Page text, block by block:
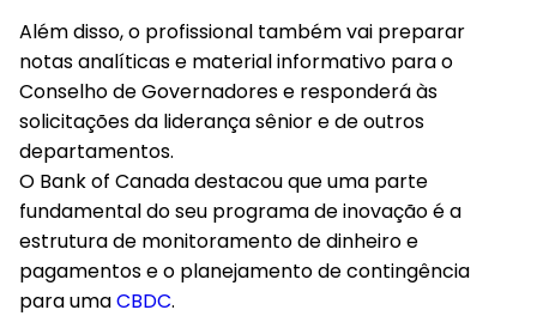
Além disso, o profissional também vai preparar
notas analíticas e material informativo para o
Conselho de Governadores e responderá às
solicitações da liderança sênior e de outros
departamentos.
O Bank of Canada destacou que uma parte
fundamental do seu programa de inovação é a
estrutura de monitoramento de dinheiro e
pagamentos e o planejamento de contingência
para umaCBDC.